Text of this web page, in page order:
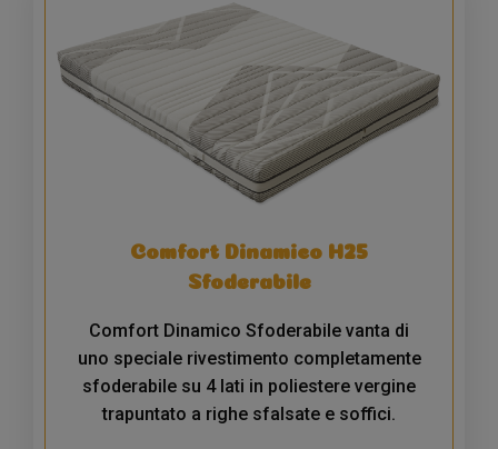
Comfort Dinamico H25
Sfoderabile
Comfort Dinamico Sfoderabile vanta di
uno speciale rivestimento completamente
sfoderabile su 4 lati in poliestere vergine
trapuntato a righe sfalsate e soffici.